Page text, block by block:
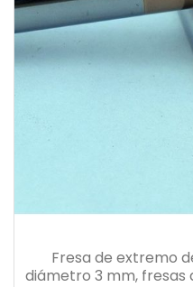
Fresa de extremo
diámetro 3 mm, fresas